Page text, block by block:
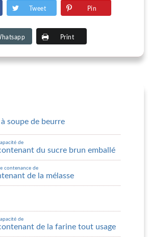
Tweet Pin
Print
soupe de beurre
de
du sucre brun emballé
contenance de
de la mélasse
de
de la farine tout usage